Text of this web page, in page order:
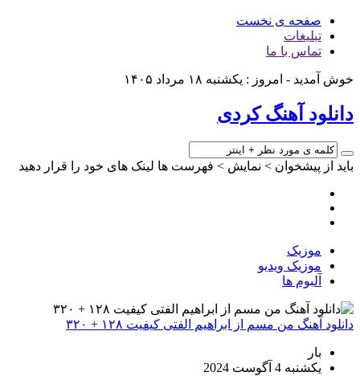
صفحه ی نخست
تبلیغات
تماس با ما
خوش آمدید - امروز : یکشنبه ۱۸ مرداد ۱۴۰۵
دانلود آهنگ کردی
باید از پیشخوان > نمایش > فهرست ها لینک های خود را قرار دهید
موزیک
موزیک ویدیو
آلبوم ها
دانلود آهنگ من مسم از ابراهیم الفتی کیفیت ۱۲۸ + ۳۲۰
بار
یکشنبه 4 آگوست 2024